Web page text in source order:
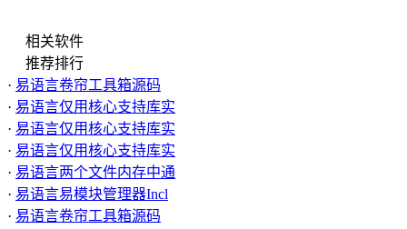
相关软件
推荐排行
· 易语言卷帘工具箱源码
· 易语言仅用核心支持库实
· 易语言仅用核心支持库实
· 易语言仅用核心支持库实
· 易语言两个文件内存中通
· 易语言易模块管理器Incl
· 易语言卷帘工具箱源码